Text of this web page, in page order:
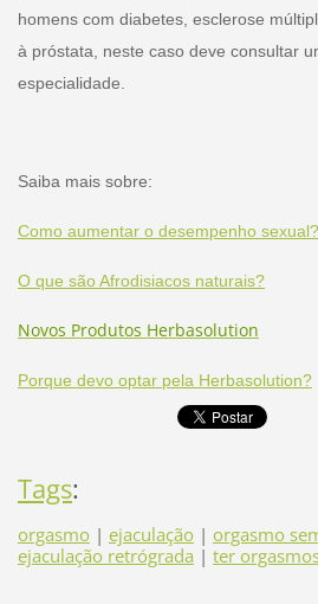
homens com diabetes, esclerose
à próstata, neste caso deve consultar
especialidade.
Saiba mais sobre:
Como aumentar o desempenho sexual?
O que são Afrodisiacos naturais?
Novos Produtos Herbasolution
Porque devo optar pela Herbasolution?
Tags:
orgasmo | ejaculação | orgasmo
ejaculação retrógrada | ter